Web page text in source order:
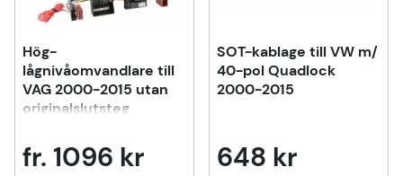
Hög-
lågnivåomvandlare till
VAG 2000-2015 utan
originalslutsteg
fr. 1096 kr
SOT-kablage till VW m/
40-pol Quadlock
2000-2015
648 kr